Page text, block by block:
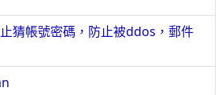
猜帳號密碼，防止被ddos，郵件